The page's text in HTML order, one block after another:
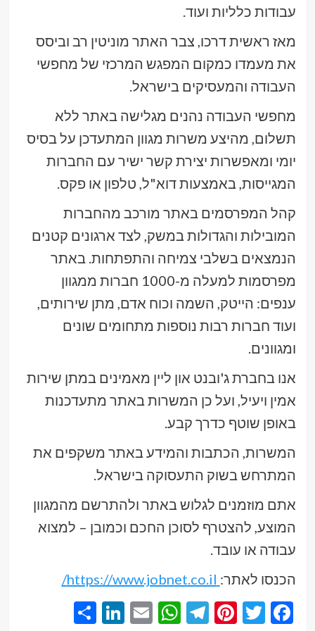
עבודות כלליות ועוד.
מאז ראשית דרכו, צבר האתר מוניטין רב וביסס
את מעמדו כמקום המפגש המרכזי של מחפשי
העבודה והמעסיקים בישראל.
מחפשי העבודה נהנים מגלישה באתר ללא
תשלום, מהיצע משרות מגוון המתעדכן על בסיס
יומי ומאפשרות יצירת קשר ישיר עם החברות
המגייסות, באמצעות דוא"ל, טלפון או פקס.
קהל המפרסמים באתר מורכב מהחברות
המובילות והגדולות במשק, לצד ארגונים קטנים
הנמצאים בשלבי צמיחה והתפתחות. באתר
מפרסמות למעלה מ-1000 חברות ממגוון
ענפים: הייטק, השמה וכוח אדם, מתן שירותים,
ועוד חברות רבות נוספות מתחומים שונים
ומגוונים.
אנו בחברת ג'ובנט און ליין מאמינים במתן שירות
אמין ויעיל, ועל כן המשרות באתר מתעדכנות
באופן שוטף כדרך קבע.
המשרות, הכתבות והמידע באתר משקפים את
המתרחש בשוק התעסוקה בישראל.
אתם מוזמנים לגלוש באתר ולהתרשם מהמגוון
המוצע, להצטרף לסוכן החכם וכמובן – למצוא
עבודה או עובד.
הכנסו לאתר:
Facebook
Twitter
Pinterest
Telegram
WhatsApp
Email
LinkedIn